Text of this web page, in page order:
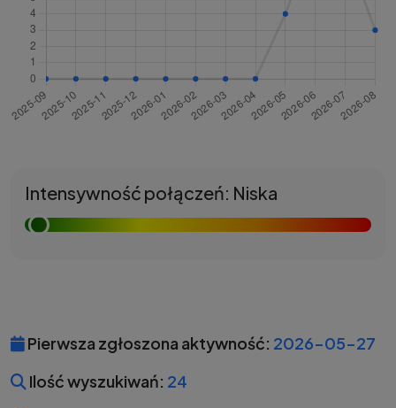
Intensywność połączeń: Niska
Pierwsza zgłoszona aktywność: 2026-05-27
Ilość wyszukiwań: 24